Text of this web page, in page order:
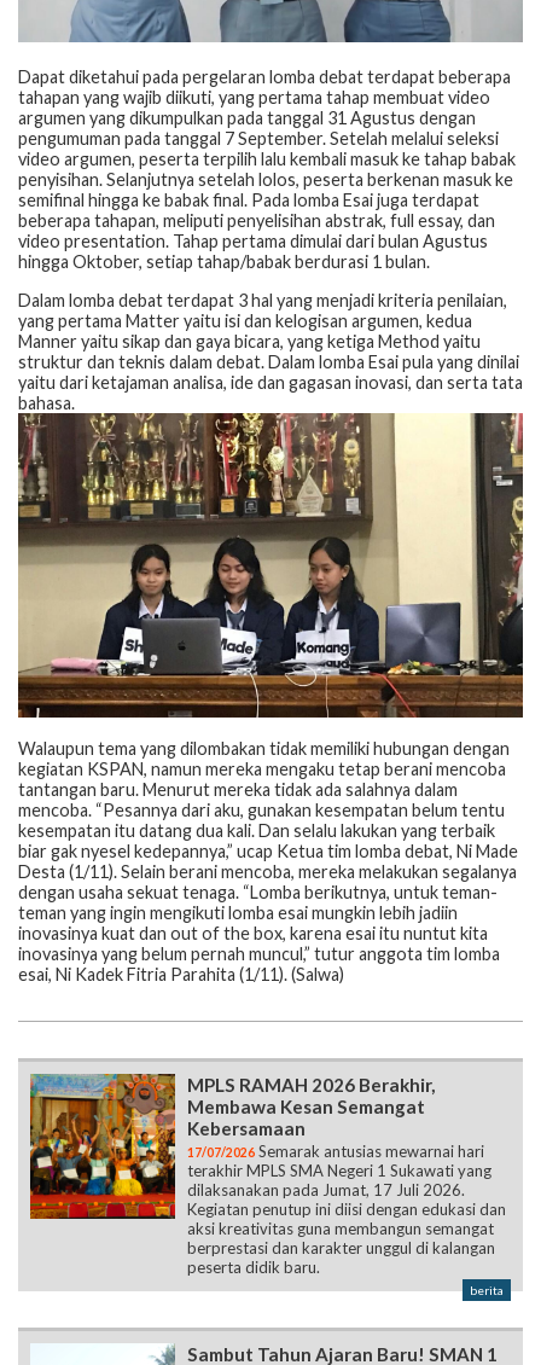
Dapat diketahui pada pergelaran lomba debat terdapat beberapa
tahapan yang wajib diikuti, yang pertama tahap membuat video
argumen yang dikumpulkan pada tanggal 31 Agustus dengan
pengumuman pada tanggal 7 September. Setelah melalui seleksi
video argumen, peserta terpilih lalu kembali masuk ke tahap babak
penyisihan. Selanjutnya setelah lolos, peserta berkenan masuk ke
semifinal hingga ke babak final. Pada lomba Esai juga terdapat
beberapa tahapan, meliputi penyelisihan abstrak, full essay, dan
video presentation. Tahap pertama dimulai dari bulan Agustus
hingga Oktober, setiap tahap/babak berdurasi 1 bulan.
Dalam lomba debat terdapat 3 hal yang menjadi kriteria penilaian,
yang pertama Matter yaitu isi dan kelogisan argumen, kedua
Manner yaitu sikap dan gaya bicara, yang ketiga Method yaitu
struktur dan teknis dalam debat. Dalam lomba Esai pula yang dinilai
yaitu dari ketajaman analisa, ide dan gagasan inovasi, dan serta tata
bahasa.
Walaupun tema yang dilombakan tidak memiliki hubungan dengan
kegiatan KSPAN, namun mereka mengaku tetap berani mencoba
tantangan baru. Menurut mereka tidak ada salahnya dalam
mencoba. “Pesannya dari aku, gunakan kesempatan belum tentu
kesempatan itu datang dua kali. Dan selalu lakukan yang terbaik
biar gak nyesel kedepannya,” ucap Ketua tim lomba debat, Ni Made
Desta (1/11). Selain berani mencoba, mereka melakukan segalanya
dengan usaha sekuat tenaga. “Lomba berikutnya, untuk teman-
teman yang ingin mengikuti lomba esai mungkin lebih jadiin
inovasinya kuat dan out of the box, karena esai itu nuntut kita
inovasinya yang belum pernah muncul,” tutur anggota tim lomba
esai, Ni Kadek Fitria Parahita (1/11). (Salwa)
MPLS RAMAH 2026 Berakhir,
Membawa Kesan Semangat
Kebersamaan
17/07/2026 Semarak antusias mewarnai hari
terakhir MPLS SMA Negeri 1 Sukawati yang
dilaksanakan pada Jumat, 17 Juli 2026.
Kegiatan penutup ini diisi dengan edukasi dan
aksi kreativitas guna membangun semangat
berprestasi dan karakter unggul di kalangan
peserta didik baru.
berita
Sambut Tahun Ajaran Baru! SMAN 1